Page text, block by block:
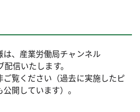
は、産業労働局チャンネル
配信いたします。
覧ください（過去に実施したピ
開しています）。